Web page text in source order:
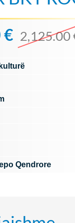
€ 2,125.00
Qendrore